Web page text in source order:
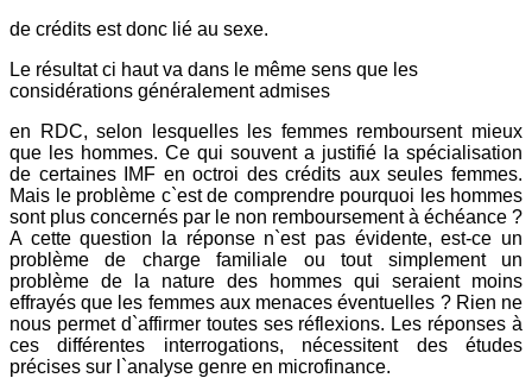
de crédits est donc lié au sexe.
Le résultat ci haut va dans le même sens que les
considérations généralement admises
en RDC, selon lesquelles les femmes remboursent mieux
que les hommes. Ce qui souvent a justifié la spécialisation
de certaines IMF en octroi des crédits aux seules femmes.
Mais le problème c`est de comprendre pourquoi les hommes
sont plus concernés par le non remboursement à échéance ?
A cette question la réponse n`est pas évidente, est-ce un
problème de charge familiale ou tout simplement un
problème de la nature des hommes qui seraient moins
effrayés que les femmes aux menaces éventuelles ? Rien ne
nous permet d`affirmer toutes ses réflexions. Les réponses à
ces différentes interrogations, nécessitent des études
précises sur l`analyse genre en microfinance.